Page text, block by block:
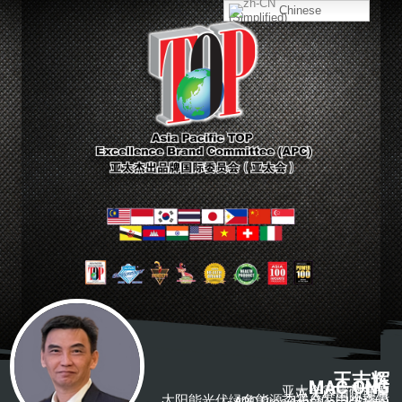
王志辉
MAC ONG
亚太会霹雳州主席
亚太会国际理事
Chinese
(Simplified)